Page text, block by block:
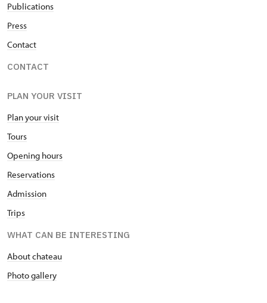
Publications
Press
Contact
CONTACT
PLAN YOUR VISIT
Plan your visit
Tours
Opening hours
Reservations
Admission
Trips
WHAT CAN BE INTERESTING
About chateau
Photo gallery